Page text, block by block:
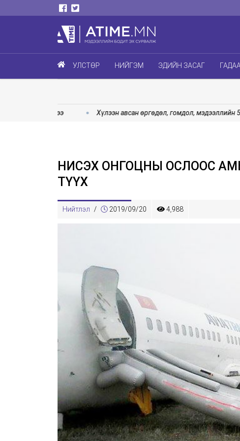
УЛСТӨР НИЙГЭМ ЭДИЙН ЗАСАГ
Хүлээн авсан өргөдөл, гомдол, мэдээллийн
НИСЭХ ОНГОЦНЫ ОСЛООС
ТҮҮХ
Нийтлэл / 2019/09/20 4,988